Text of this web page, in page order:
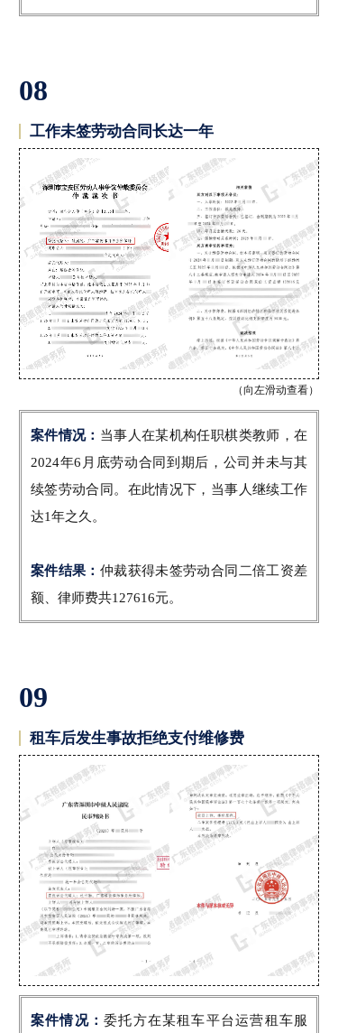
08
工作未签劳动合同长达一年
（向左滑动查看）
案件情况： 当事人在某机构任职棋类教师，在
2024年6月底劳动合同到期后，公司并未与其
续签劳动合同。在此情况下，当事人继续工作
达1年之久。
案件结果： 仲裁获得未签劳动合同二倍工资差
额、律师费共127616元。
09
租车后发生事故拒绝支付维修费
案件情况：委托方在某租车平台运营租车服